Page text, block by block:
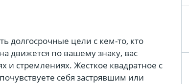
долгосрочные цели с кем-то, кто
движется по вашему знаку, вас
и стремлениях. Жесткое квадратное с
себя застрявшим или